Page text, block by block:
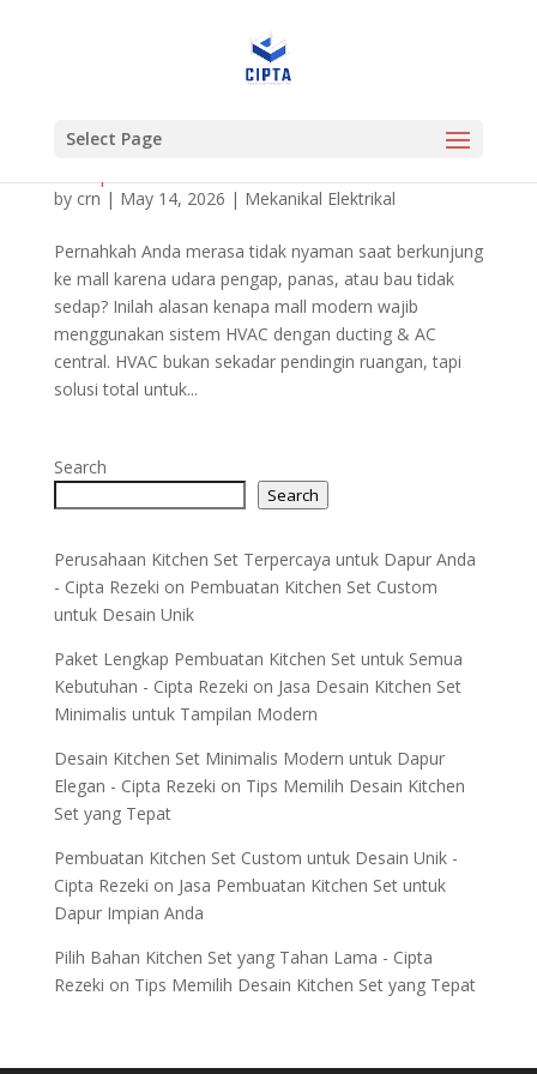
Select Page
by crn | May 14, 2026 | Mekanikal Elektrikal
Pernahkah Anda merasa tidak nyaman saat berkunjung
ke mall karena udara pengap, panas, atau bau tidak
sedap? Inilah alasan kenapa mall modern wajib
menggunakan sistem HVAC dengan ducting & AC
central. HVAC bukan sekadar pendingin ruangan, tapi
solusi total untuk...
Search
Search
Perusahaan Kitchen Set Terpercaya untuk Dapur Anda
- Cipta Rezeki on Pembuatan Kitchen Set Custom
untuk Desain Unik
Paket Lengkap Pembuatan Kitchen Set untuk Semua
Kebutuhan - Cipta Rezeki on Jasa Desain Kitchen Set
Minimalis untuk Tampilan Modern
Desain Kitchen Set Minimalis Modern untuk Dapur
Elegan - Cipta Rezeki on Tips Memilih Desain Kitchen
Set yang Tepat
Pembuatan Kitchen Set Custom untuk Desain Unik -
Cipta Rezeki on Jasa Pembuatan Kitchen Set untuk
Dapur Impian Anda
Pilih Bahan Kitchen Set yang Tahan Lama - Cipta
Rezeki on Tips Memilih Desain Kitchen Set yang Tepat